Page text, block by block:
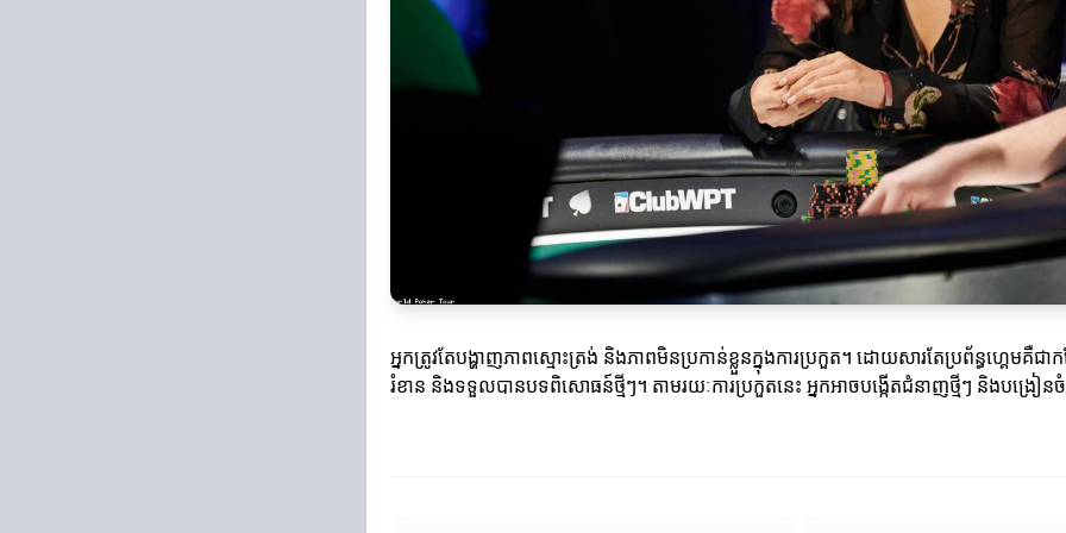
អ្នកត្រូវតែបង្ហាញភាពស្មោះត្រង់ និងភាពមិនប្រកាន់ខ្លួនក្នុងការប្រកួត។ ដោយសារតែប្រព័ន្ធហ្គេមគឺជា
រំខាន និងទទួលបានបទពិសោធន៍ថ្មីៗ។ តាមរយៈការប្រកួតនេះ អ្នកអាចបង្កើតជំនាញថ្មីៗ និងបង្រៀន